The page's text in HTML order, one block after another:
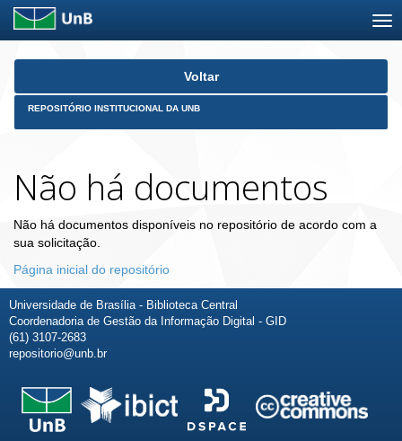
Skip
Voltar
REPOSITÓRIO INSTITUCIONAL DA UNB
Não há documentos
Não há documentos disponíveis no repositório de acordo com a
sua solicitação.
Página inicial do repositório
Universidade de Brasília - Biblioteca Central
Coordenadoria de Gestão da Informação Digital - GID
(61) 3107-2683
repositorio@unb.br